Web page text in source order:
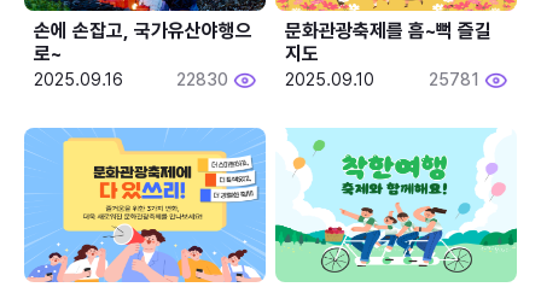
손에 손잡고, 국가유산야행으
로~
2025.09.16 22830
문화관광축제를 흠~뻑 즐길
지도
2025.09.10 25781